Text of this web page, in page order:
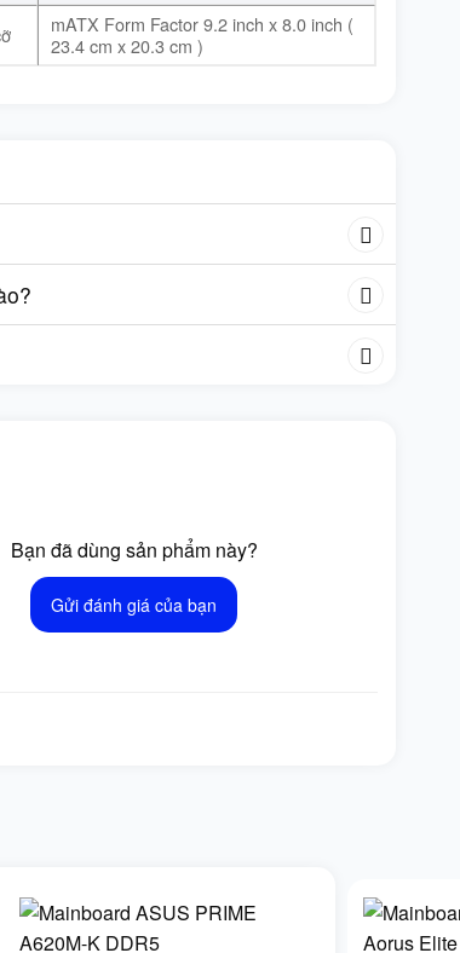
mATX Form Factor 9.2 inch x 8.0 inch (
23.4 cm x 20.3 cm )
Bạn đã dùng sản phẩm này?
Gửi đánh giá của bạn